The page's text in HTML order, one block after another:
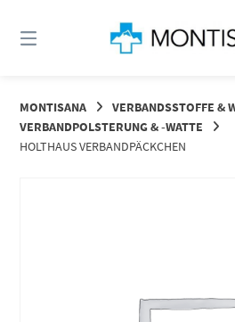
zum
MONTISANA
VERBANDSSTOFFE &
VERBANDPOLSTERUNG & -WATTE
HOLTHAUS VERBANDPÄCKCHEN